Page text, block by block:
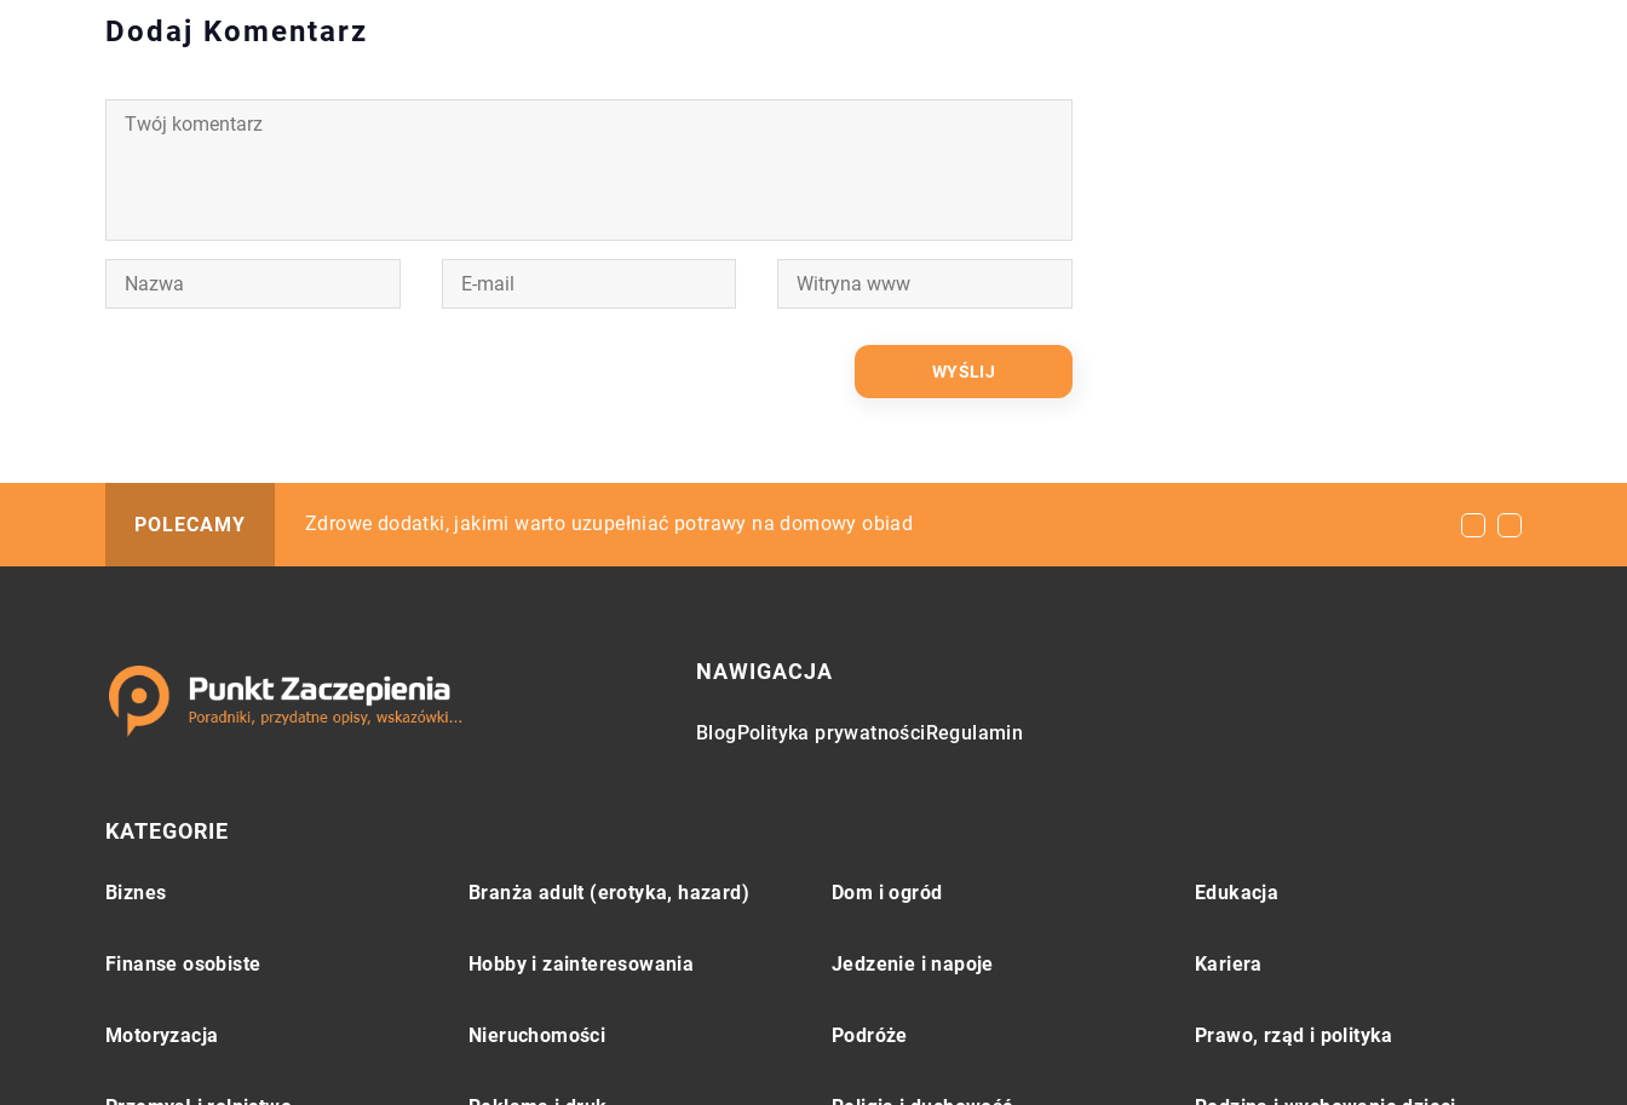
Dodaj Komentarz
POLECAMY Systemy wentylacji w domu – jakie są ich rodzaje?
Zdrowe dodatki, jakimi warto uzupełniać potrawy na domowy obiad
Jakie talerze powinny znaleźć się w stylowej kuchni?
NAWIGACJA
BlogPolityka prywatnościRegulamin
KATEGORIE
Biznes Branża adult (erotyka, hazard) Dom i ogród Edukacja
Finanse osobiste Hobby i zainteresowania Jedzenie i napoje Kariera
Motoryzacja Nieruchomości Podróże Prawo, rząd i polityka